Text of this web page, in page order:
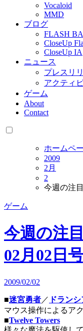
Vocaloid
MMD
ブログ
FLASH
CloseUp
CloseUp IA
ニュース
プレスリ
アクティ
ゲーム
About
Contact
ホームペ
2009
2月
2
今週の注
ゲーム
今週の注
02月02日
2009/02/02
■迷宮勇者／ ドラン
マウス操作によるア
■Twelve Towers